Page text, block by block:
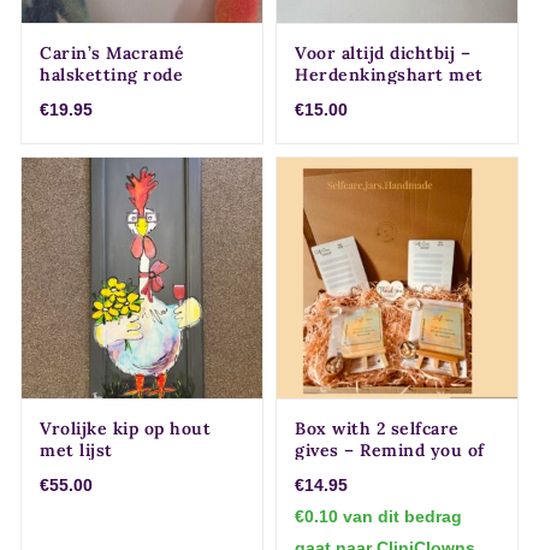
Carin’s Macramé
halsketting rode
€19.95
Voor altijd dichtbij –
Herdenkingshart met
€15.00
Vrolijke kip op hout
met lijst
€55.00
Box with 2 selfcare
gives – Remind you of
€14.95
€0.10 van dit bedrag